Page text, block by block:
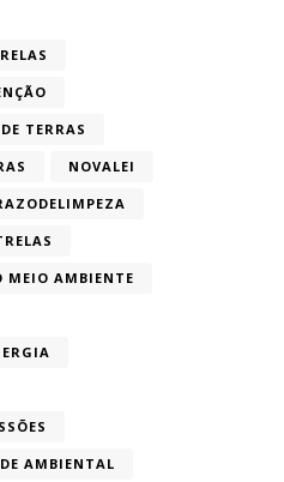
TERRAS
NOVALEI
MEIO AMBIENTE
AMBIENTAL